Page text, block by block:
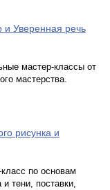
и Уверенная речь
мастер-классы от
мастерства.
рисунка и
по основам
тени, поставки,